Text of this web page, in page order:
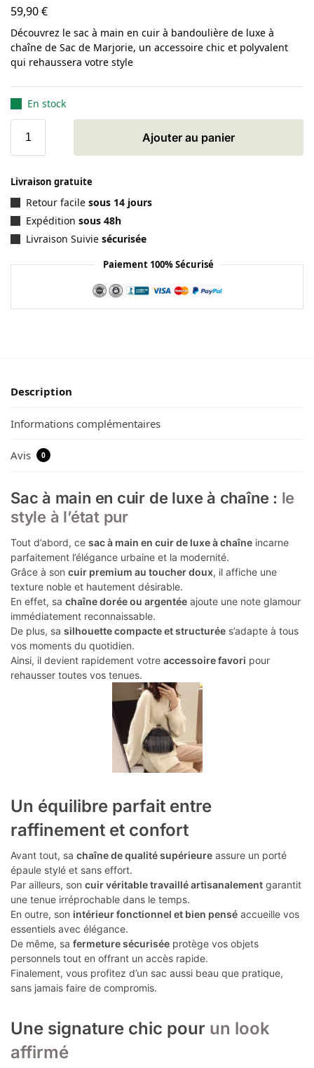
59,90€
Découvrez le sac à main en cuir à bandoulière de luxe à
chaîne de Sac de Marjorie, un accessoire chic et polyvalent
qui rehaussera votre style
En stock
Ajouter au panier
Livraison gratuite
Retour facile sous 14 jours
Expédition sous 48h
Livraison Suivie sécurisée
Paiement 100% Sécurisé
Description
Informations complémentaires
Avis 0
Sac à main en cuir de luxe à chaîne : le
style à l’état pur
Tout d’abord, ce sac à main en cuir de luxe à chaîne incarne
parfaitement l’élégance urbaine et la modernité.
Grâce à son cuir premium au toucher doux, il affiche une
texture noble et hautement désirable.
En effet, sa chaîne dorée ou argentée ajoute une note glamour
immédiatement reconnaissable.
De plus, sa silhouette compacte et structurée s’adapte à tous
vos moments du quotidien.
Ainsi, il devient rapidement votre accessoire favori pour
rehausser toutes vos tenues.
Un équilibre parfait entre
raffinement et confort
Avant tout, sa chaîne de qualité supérieure assure un porté
épaule stylé et sans effort.
Par ailleurs, son cuir véritable travaillé artisanalement garantit
une tenue irréprochable dans le temps.
En outre, son intérieur fonctionnel et bien pensé accueille vos
essentiels avec élégance.
De même, sa fermeture sécurisée protège vos objets
personnels tout en offrant un accès rapide.
Finalement, vous profitez d’un sac aussi beau que pratique,
sans jamais faire de compromis.
Une signature chic pour un look
affirmé